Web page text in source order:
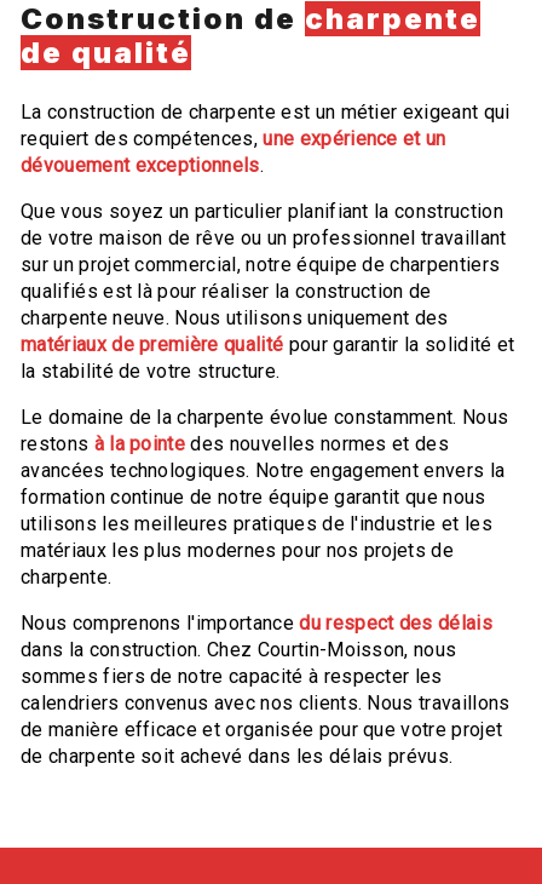
Construction de charpente
de qualité
La construction de charpente est un métier exigeant qui
requiert des compétences,une expérience et un
dévouement exceptionnels.
Que vous soyez un particulier planifiant la construction
de votre maison de rêve ou un professionnel travaillant
sur un projet commercial, notre équipe de charpentiers
qualifiés est là pour réaliser la construction de
charpente neuve. Nous utilisons uniquement des
matériaux de première qualité pour garantir la solidité et
la stabilité de votre structure.
Le domaine de la charpente évolue constamment. Nous
restons à la pointedes nouvelles normes et des
avancées technologiques. Notre engagement envers la
formation continue de notre équipe garantit que nous
utilisons les meilleures pratiques de l'industrie et les
matériaux les plus modernes pour nos projets de
charpente.
Nous comprenons l'importancedu respect des délais
dans la construction. Chez Courtin-Moisson, nous
sommes fiers de notre capacité à respecter les
calendriers convenus avec nos clients. Nous travaillons
de manière efficace et organisée pour que votre projet
de charpente soit achevé dans les délais prévus.